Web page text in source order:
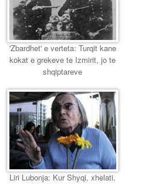
'Zbardhet' e verteta: Turqit kane
kokat e grekeve te Izmirit, jo te
shqiptareve
Liri Lubonja: Kur Shyqi, xhelati,